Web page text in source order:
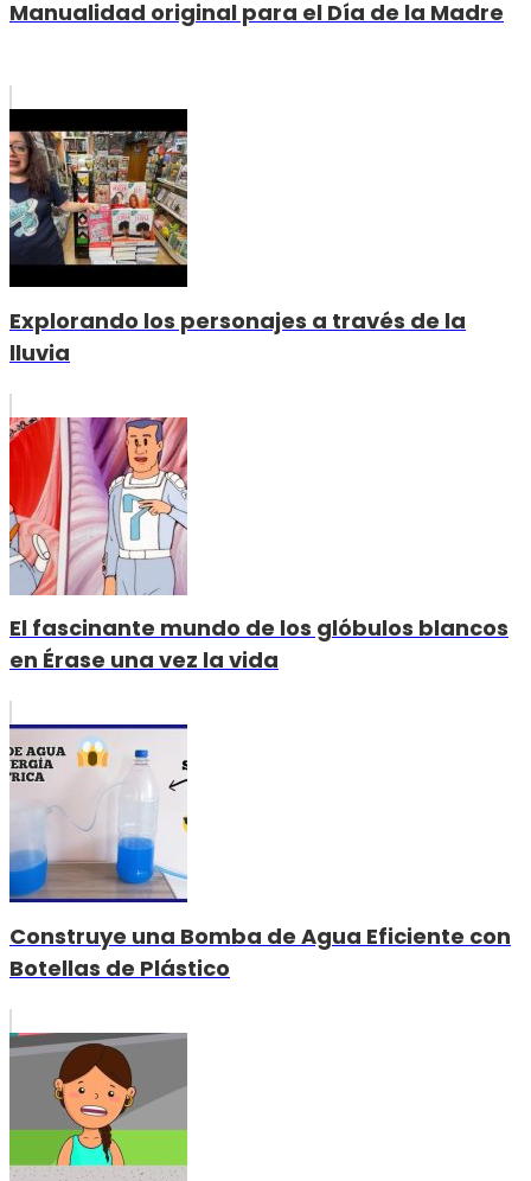
Manualidad original para el Día de la Madre
Explorando los personajes a través de la
lluvia
El fascinante mundo de los glóbulos blancos
en Érase una vez la vida
Construye una Bomba de Agua Eficiente con
Botellas de Plástico